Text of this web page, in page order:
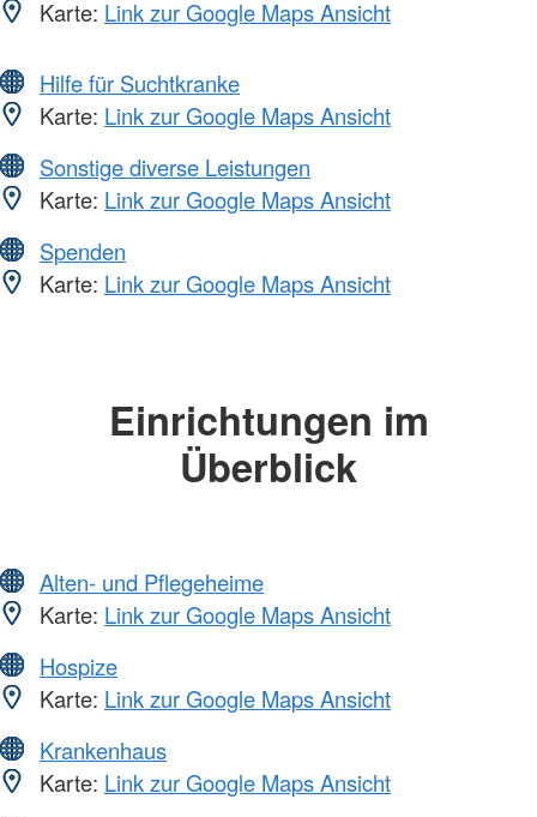
Karte: Link zur Google Maps Ansicht
Hilfe für Suchtkranke
Karte: Link zur Google Maps Ansicht
Sonstige diverse Leistungen
Karte: Link zur Google Maps Ansicht
Spenden
Karte: Link zur Google Maps Ansicht
Einrichtungen im
Überblick
Alten- und Pflegeheime
Karte: Link zur Google Maps Ansicht
Hospize
Karte: Link zur Google Maps Ansicht
Krankenhaus
Karte: Link zur Google Maps Ansicht